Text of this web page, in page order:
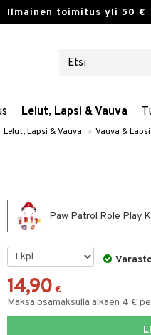
Ilmainen toimitus yli 50 €
Lelut, Lapsi & Vauva
Lelut, Lapsi & Vauva » Vauva & Lapsi
Paw Patrol Role Play
14,90 €
Maksa osamaksulla alkaen 4 €